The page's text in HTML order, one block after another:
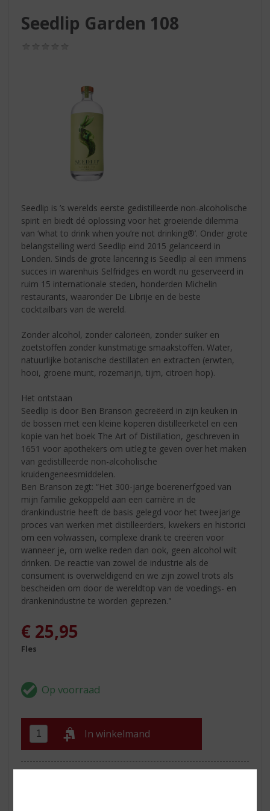
Seedlip Garden 108
Seedlip is ’s werelds eerste gedistilleerde non-alcoholische
spirit en biedt dé oplossing voor het groeiende dilemma
van ‘what to drink when you’re not drinking®’. Onder grote
belangstelling werd Seedlip eind 2015 gelanceerd in
Londen. Sinds de grote lancering is Seedlip al een immens
succes in warenhuis Selfridges en wordt nu geserveerd in
ruim 15 internationale steden, honderden Michelin
restaurants, waaronder De Librije en de beste
cocktailbars van de wereld.
Zonder alcohol, zonder calorieën, zonder suiker en
zoetstoffen zonder kunstmatige smaakstoffen. Water,
natuurlijke botanische destillaten en extracten (erwten,
hooi, groene munt, rozemarijn, tijm, citroen hop).
Het ontstaan
Seedlip is door Ben Branson gecreëerd in zijn keuken in
de bossen met een kleine koperen distilleerketel en een
kopie van het boek The Art of Distillation, geschreven in
1651 voor apothekers om uitleg te geven over het maken
van gedistilleerde non-alcoholische
kruidengeneesmiddelen.
Ben Branson zegt: “Het 300-jarige boerenerfgoed van
mijn familie gekoppeld aan een carrière in de
drankindustrie heeft de basis gelegd voor het tweejarige
proces van werken met distilleerders, kwekers en historici
om een volwassen, complexe drank te creëren voor
wanneer je, om welke reden dan ook, geen alcohol wilt
drinken. De reactie van zowel de industrie als de
consument is overweldigend en we zijn zowel trots als
bescheiden om door de wereldtop van de voedings- en
drankenindustrie te worden geprezen."
€ 25,95
Fles
In winkelmand